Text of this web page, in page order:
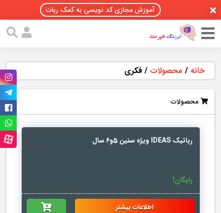
آموزش مجازی کد نویسی به کمک ربات
خانه / محصولات /فکری
محصولات
رباتیک IDEAS ویژه سنین 5و6 سال
رایگان!
اطلاعات بیشتر